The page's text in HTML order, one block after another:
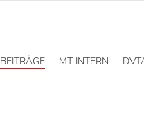
MT INTERN